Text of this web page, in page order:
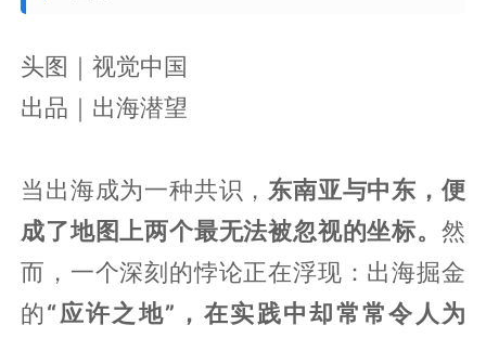
头图｜视觉中国
出品｜出海潜望
当出海成为一种共识， 东南亚与中东，便
成了地图上两个最无法被忽视的坐标。 然
而，一个深刻的悖论正在浮现：出海掘金
的“应许之地”，在实践中却常常令人为